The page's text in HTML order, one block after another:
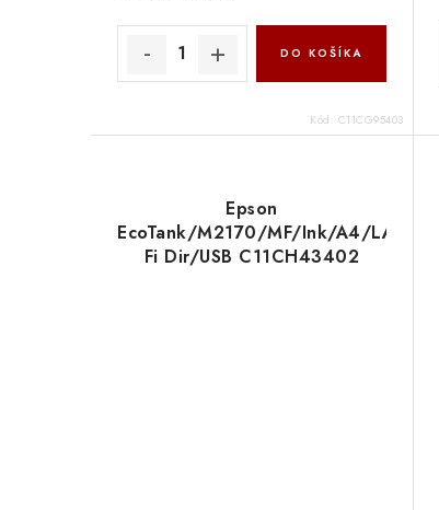
DO KOŠÍKA
Kód: C11CG95403
Epson
EcoTank/M2170/MF/Ink/A4/LAN/Wi-
Fi Dir/USB C11CH43402